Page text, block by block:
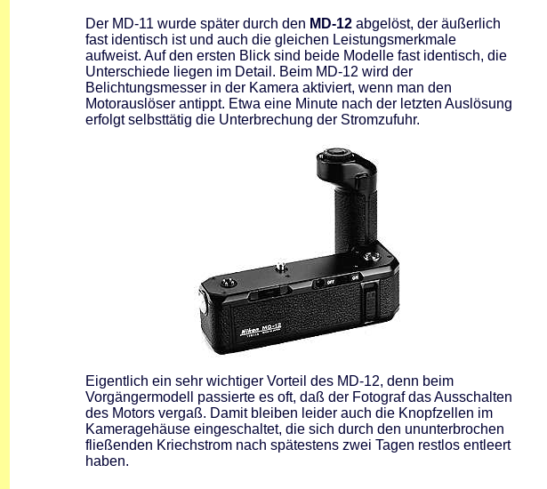
Der MD-11 wurde später durch den MD-12 abgelöst, der äußerlich
fast identisch ist und auch die gleichen Leistungsmerkmale
aufweist. Auf den ersten Blick sind beide Modelle fast identisch, die
Unterschiede liegen im Detail. Beim MD-12 wird der
Belichtungsmesser in der Kamera aktiviert, wenn man den
Motorauslöser antippt. Etwa eine Minute nach der letzten Auslösung
erfolgt selbsttätig die Unterbrechung der Stromzufuhr.
Eigentlich ein sehr wichtiger Vorteil des MD-12, denn beim
Vorgängermodell passierte es oft, daß der Fotograf das Ausschalten
des Motors vergaß. Damit bleiben leider auch die Knopfzellen im
Kameragehäuse eingeschaltet, die sich durch den ununterbrochen
fließenden Kriechstrom nach spätestens zwei Tagen restlos entleert
haben.